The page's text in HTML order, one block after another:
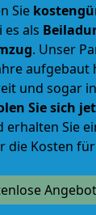
Sie
es als
. Unser
aufgebaut
und sogar
Sie sich
erhalten Sie
die Kosten